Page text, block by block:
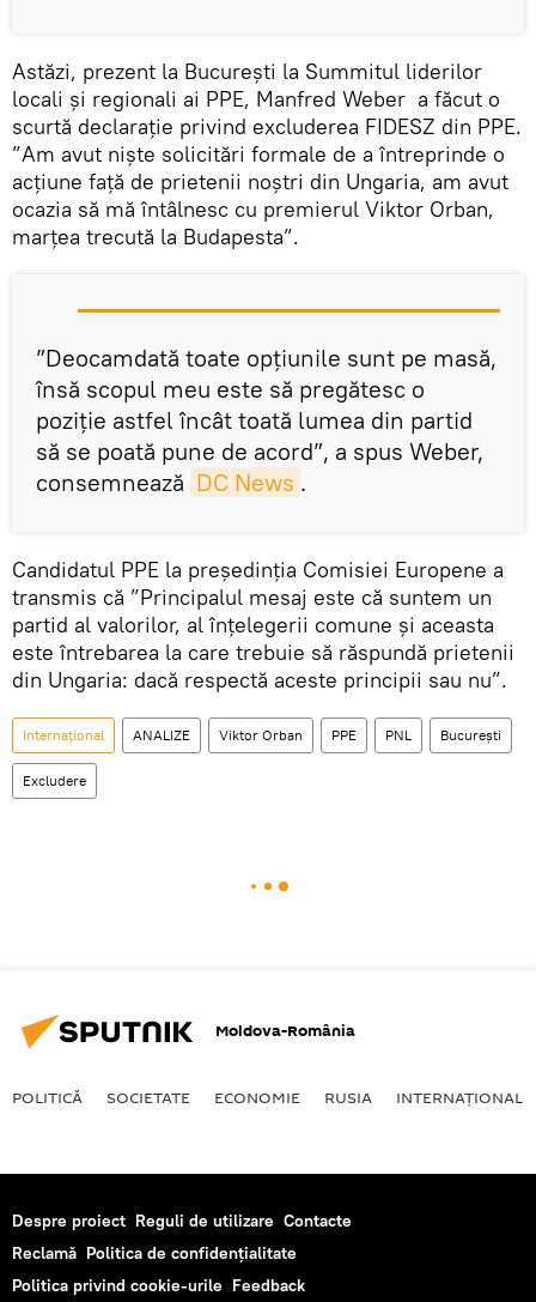
Astăzi, prezent la București la Summitul liderilor
locali şi regionali ai PPE, Manfred Weber a făcut o
scurtă declarație privind excluderea FIDESZ din PPE.
”Am avut nişte solicitări formale de a întreprinde o
acţiune faţă de prietenii noştri din Ungaria, am avut
ocazia să mă întâlnesc cu premierul Viktor Orban,
marţea trecută la Budapesta”.
”Deocamdată toate opţiunile sunt pe masă,
însă scopul meu este să pregătesc o
poziţie astfel încât toată lumea din partid
să se poată pune de acord”, a spus Weber,
consemnează DC News .
Candidatul PPE la preşedinţia Comisiei Europene a
transmis că ”Principalul mesaj este că suntem un
partid al valorilor, al înţelegerii comune şi aceasta
este întrebarea la care trebuie să răspundă prietenii
din Ungaria: dacă respectă aceste principii sau nu”.
Internaţional ANALIZE Viktor Orban PPE PNL Bucureşti
Excludere
Moldova-România
POLITICĂ SOCIETATE ECONOMIE RUSIA INTERNAŢIONAL
Despre proiect Reguli de utilizare Contacte
Reclamă Politica de confidențialitate
Politica privind cookie-urile Feedback